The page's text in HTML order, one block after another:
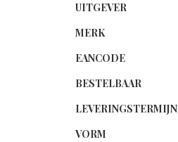
UITGEVER
MERK
EANCODE
BESTELBAAR
LEVERINGSTERMIJN
VORM